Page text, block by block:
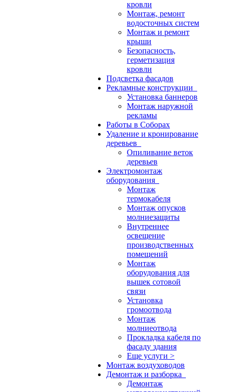
кровли
Монтаж, ремонт
водосточных систем
Монтаж и ремонт
крыши
Безопасность,
герметизация
кровли
Подсветка фасадов
Рекламные конструкции
Установка баннеров
Монтаж наружной
рекламы
Работы в Соборах
Удаление и кронирование
деревьев
Опиливание веток
деревьев
Электромонтаж
оборудования
Монтаж
термокабеля
Монтаж опусков
молниезащиты
Внутреннее
освещение
производственных
помещений
Монтаж
оборудования для
вышек сотовой
связи
Установка
громоотвода
Монтаж
молниеотвода
Прокладка кабеля по
фасаду здания
Еще услуги >
Монтаж воздуховодов
Демонтаж и разборка
Демонтаж